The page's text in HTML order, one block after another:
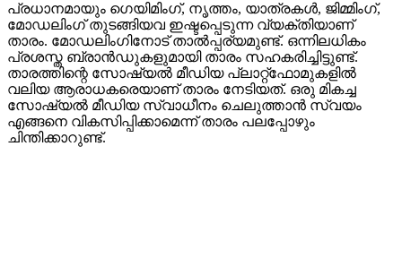
പ്രധാനമായും ഗെയിമിംഗ്, നൃത്തം, യാത്രകൾ, ജിമ്മിംഗ്,
മോഡലിംഗ് തുടങ്ങിയവ ഇഷ്ടപ്പെടുന്ന വ്യക്തിയാണ്
താരം. മോഡലിംഗിനോട് താൽപ്പര്യമുണ്ട്. ഒന്നിലധികം
പ്രശസ്ത ബ്രാൻഡുകളുമായി താരം സഹകരിച്ചിട്ടുണ്ട്.
താരത്തിന്റെ സോഷ്യൽ മീഡിയ പ്ലാറ്റ്‌ഫോമുകളിൽ
വലിയ ആരാധകരെയാണ് താരം നേടിയത്. ഒരു മികച്ച
സോഷ്യൽ മീഡിയ സ്വാധീനം ചെലുത്താൻ സ്വയം
എങ്ങനെ വികസിപ്പിക്കാമെന്ന് താരം പലപ്പോഴും
ചിന്തിക്കാറുണ്ട്.